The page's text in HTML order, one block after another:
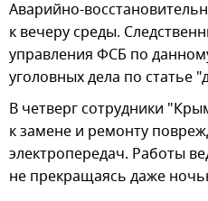
Аварийно-
к вечеру среды.
управления ФСБ по
уголовных дела по статье
В четверг сотрудники
к замене и ремонту
электропередач. Работы
не прекращаясь даже